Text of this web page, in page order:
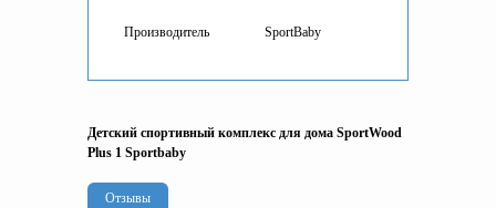
Производитель SportBaby
Детский спортивный комплекс для дома SportWood
Plus 1 Sportbaby
Отзывы